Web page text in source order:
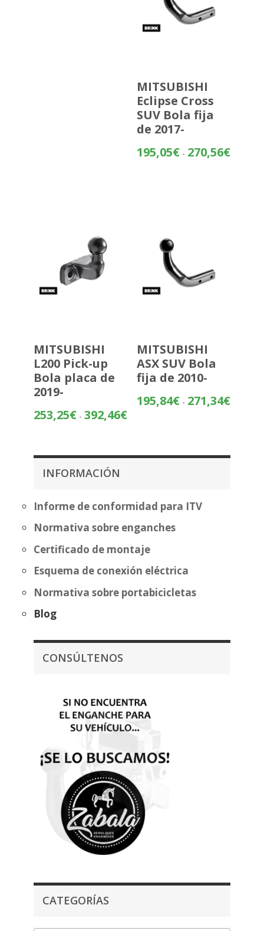
MITSUBISHI
Eclipse Cross
SUV Bola fija
de 2017-
195,05€ - 270,56€Rango
MITSUBISHI
L200 Pick-up
Bola placa de
2019-
253,25€ - 392,46€Rango
MITSUBISHI
ASX SUV Bola
fija de 2010-
195,84€ - 271,34€Rango
INFORMACIÓN
Informe de conformidad para ITV
Normativa sobre enganches
Certificado de montaje
Esquema de conexión eléctrica
Normativa sobre portabicicletas
Blog
CONSÚLTENOS
CATEGORÍAS